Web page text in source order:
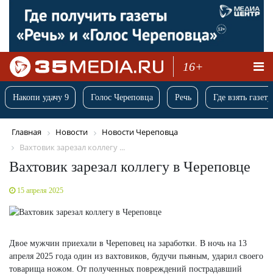
16+
Накопи удачу 9 Голос Череповца Речь Где взять
Главная Новости
Новости Череповца
Вахтовик зарезал коллегу ...
Вахтовик зарезал коллегу в Череповце
15 апреля 2025
Двое мужчин приехали в Череповец на заработки. В ночь на 13
апреля 2025 года один из вахтовиков, будучи пьяным, ударил своего
товарища ножом. От полученных повреждений пострадавший